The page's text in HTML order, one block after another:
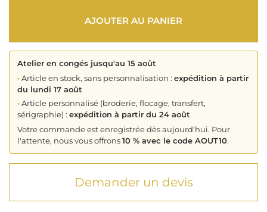
AJOUTER AU PANIER
Atelier en congés jusqu'au 15 août
•Article en stock, sans personnalisation : expédition à partir
du lundi 17 août
•Article personnalisé (broderie, flocage, transfert,
sérigraphie) : expédition à partir du 24 août
Votre commande est enregistrée dès aujourd'hui. Pour
l'attente, nous vous offrons10 % avec le code AOUT10.
Demander un devis